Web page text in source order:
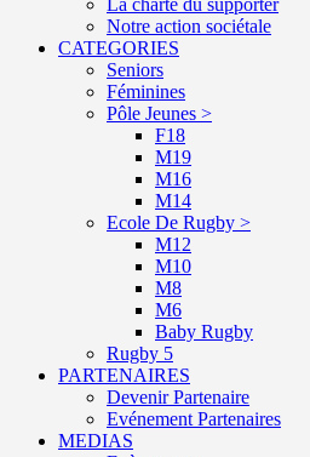
La charte du supporter
Notre action sociétale
CATEGORIES
Seniors
Féminines
Pôle Jeunes >
F18
M19
M16
M14
Ecole De Rugby >
M12
M10
M8
M6
Baby Rugby
Rugby 5
PARTENAIRES
Devenir Partenaire
Evénement Partenaires
MEDIAS